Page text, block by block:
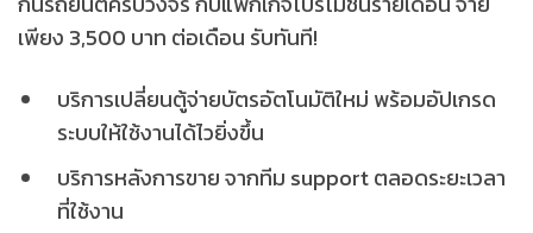
เพียง 3,500 บาท ต่อเดือน รับทันที!
บริการเปลี่ยนตู้จ่ายบัตรอัตโนมัติใหม่ พร้อมอัปเกรด
ระบบให้ใช้งานได้ไวยิ่งขึ้น
บริการหลังการขาย จากทีม support ตลอดระยะเวลา
ที่ใช้งาน